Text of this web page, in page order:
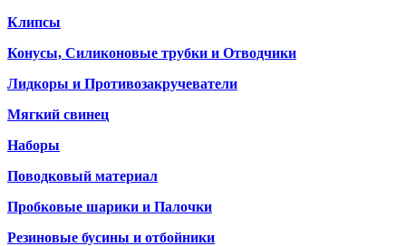
Клипсы
Конусы, Силиконовые трубки и Отводчики
Лидкоры и Противозакручеватели
Мягкий свинец
Наборы
Поводковый материал
Пробковые шарики и Палочки
Резиновые бусины и отбойники